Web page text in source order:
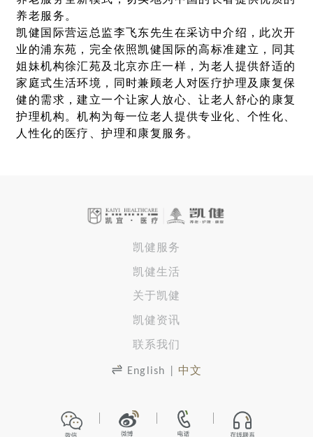
养老服务。
凯健国际营运总监李飞东先生在采访中介绍，此次开
业的浦东苑，完全依照凯健国际的高标准建立，同其
姐妹机构徐汇苑及北京亦庄一样，为老人提供舒适的
家庭式生活环境，同时兼顾老人对医疗护理及康复保
健的需求，建立一个让家人放心、让老人舒心的康复
护理机构。机构为每一位老人提供专业化、个性化、
人性化的医疗、护理和康复服务。
凯健服务
凯健生活
关于凯健
凯健资讯
联系我们
English 中文